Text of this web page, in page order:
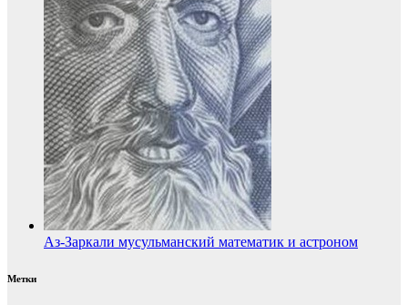
Аз-Заркали мусульманский математик и астроном
Метки